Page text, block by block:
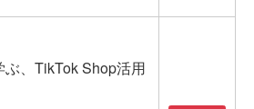
、TikTok Shop活用